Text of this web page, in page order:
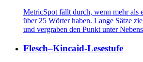
MetricSpot fällt durch, wenn mehr als
über 25 Wörter haben. Lange Sätze
und vergraben den Punkt unter
Flesch–Kincaid-Lesestufe